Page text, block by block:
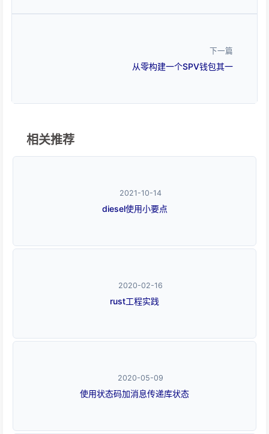
下一篇
从零构建一个SPV钱包其一
相关推荐
2021-10-14
diesel使用小要点
2020-02-16
rust工程实践
2020-05-09
使用状态码加消息传递库状态